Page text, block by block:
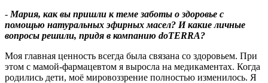
-Мария, как вы пришли к теме заботы о здоровье с
помощью натуральных эфирных масел? И какие личные
вопросы решили, придя в компанию doTERRA?
Моя главная ценность всегда была связана со здоровьем. При
этом с мамой-фармацевтом я выросла на медикаментах. Когда
родились дети, моё мировоззрение полностью изменилось. Я